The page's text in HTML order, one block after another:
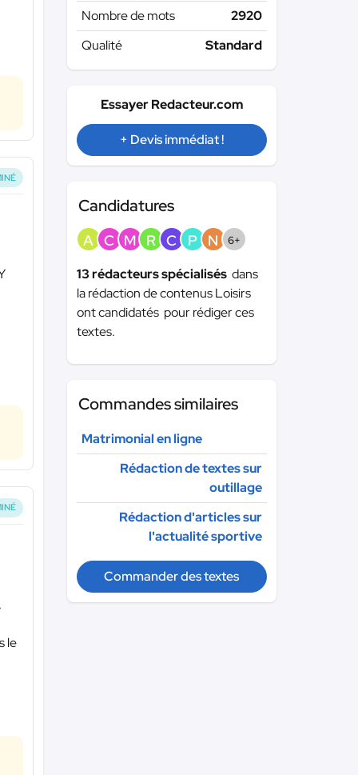
le
Nombre de mots
2920
Qualité
Standard
Essayer Redacteur.com
+ Devis immédiat !
Candidatures
A C M R C P N 6+
13 rédacteurs spécialisés dans
la rédaction de contenus Loisirs
ont candidatés pour rédiger ces
textes.
Commandes similaires
Matrimonial en ligne
Rédaction de textes sur
outillage
Rédaction d'articles sur
l'actualité sportive
Commander des textes